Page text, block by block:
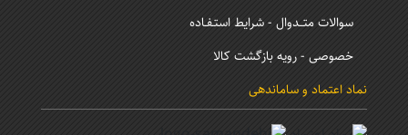
سوالات متــدوال - شرایط استـفـاده
خصوصی - رویه بازگشت کالا
نماد اعتماد و ساماندهی